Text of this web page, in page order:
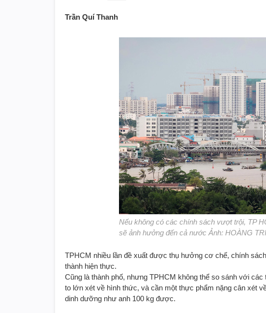
Trần Quí Thanh
Nếu không có các chính sách vượt trội, TP
sẽ ảnh hưởng đến cả nước Ảnh: HOÀNG
TPHCM nhiều lần đề xuất được thụ hưởng cơ chế, chính
thành hiện thực.
Cũng là thành phố, nhưng TPHCM không thể so sánh với
to lớn xét về hình thức, và cần một thực phẩm nặng cân xét
dinh dưỡng như anh 100 kg được.